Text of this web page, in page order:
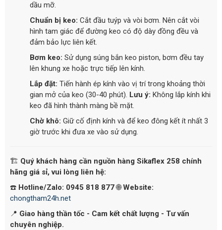
dầu mỡ.
Chuẩn bị keo: Cắt đầu tuýp và vòi bơm. Nên cắt vòi
hình tam giác để đường keo có độ dày đồng đều và
đảm bảo lực liên kết.
Bơm keo: Sử dụng súng bắn keo piston, bơm đều tay
lên khung xe hoặc trực tiếp lên kính.
Lắp đặt: Tiến hành ép kính vào vị trí trong khoảng thời
gian mở của keo (30-40 phút). Lưu ý: Không lắp kính khi
keo đã hình thành màng bề mặt.
Chờ khô: Giữ cố định kính và để keo đông kết ít nhất 3
giờ trước khi đưa xe vào sử dụng.
🏗️ Quý khách hàng cần nguồn hàng Sikaflex 258 chính
hãng giá sỉ, vui lòng liên hệ:
☎️ Hotline/Zalo: 0945 818 877🌐Website:
chongtham24h.net
📍 Giao hàng thần tốc - Cam kết chất lượng - Tư vấn
chuyên nghiệp.